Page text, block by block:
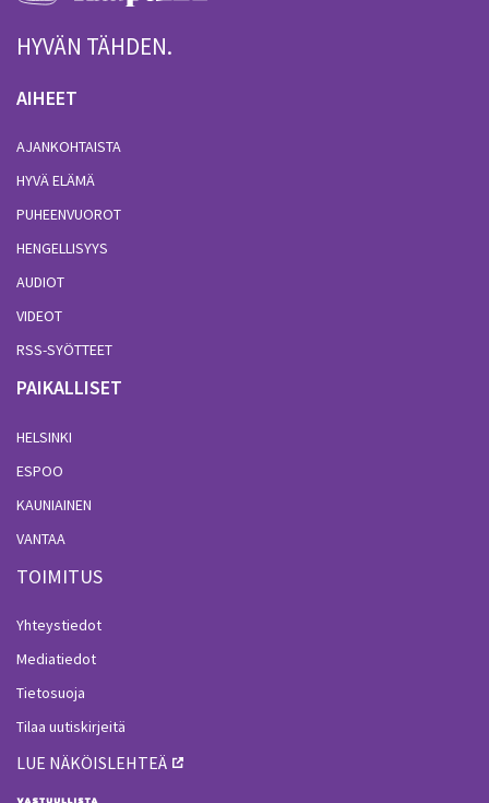
HYVÄN TÄHDEN.
AIHEET
AJANKOHTAISTA
HYVÄ ELÄMÄ
PUHEENVUOROT
HENGELLISYYS
AUDIOT
VIDEOT
RSS-SYÖTTEET
PAIKALLISET
HELSINKI
ESPOO
KAUNIAINEN
VANTAA
TOIMITUS
Yhteystiedot
Mediatiedot
Tietosuoja
Tilaa uutiskirjeitä
LUE NÄKÖISLEHTEÄ